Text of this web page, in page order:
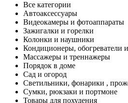
Все категории
Автоаксессуары
Видеокамеры и фотоаппараты
Зажигалки и горелки
Колонки и наушники
Кондиционеры, обогреватели
Массажеры и треннажеры
Порядок в доме
Сад и огород
Светильники, фонарики ,
Сумки, рюкзаки и портмоне
Товары для похудения